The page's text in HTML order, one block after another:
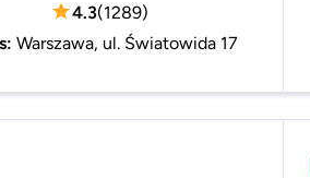
4.3(1289)
: Warszawa, ul. Światowida 17